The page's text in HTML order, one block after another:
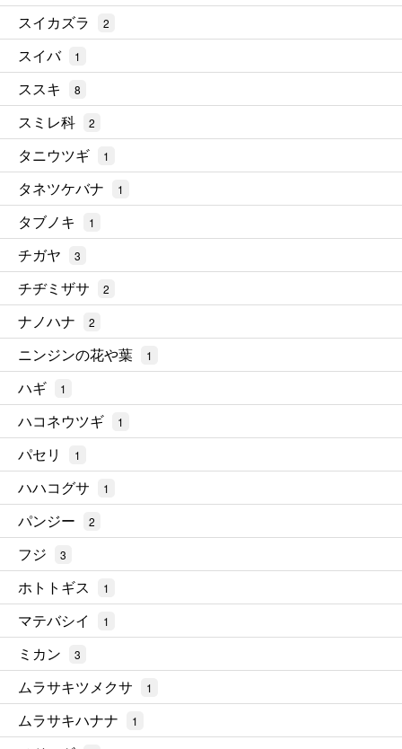
スイカズラ 2
スイバ 1
ススキ 8
スミレ科 2
タニウツギ 1
タネツケバナ 1
タブノキ 1
チガヤ 3
チヂミザサ 2
ナノハナ 2
ニンジンの花や葉 1
ハギ 1
ハコネウツギ 1
パセリ 1
ハハコグサ 1
パンジー 2
フジ 3
ホトトギス 1
マテバシイ 1
ミカン 3
ムラサキツメクサ 1
ムラサキハナナ 1